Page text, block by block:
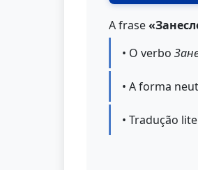
A frase
• O verbo
• A forma
• Tradução